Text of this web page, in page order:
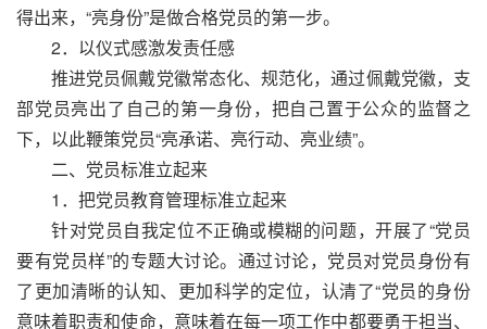
得出来，“亮身份”是做合格党员的第一步。
2．以仪式感激发责任感
推进党员佩戴党徽常态化、规范化，通过佩戴党徽，支
部党员亮出了自己的第一身份，把自己置于公众的监督之
下，以此鞭策党员“亮承诺、亮行动、亮业绩”。
二、党员标准立起来
1．把党员教育管理标准立起来
针对党员自我定位不正确或模糊的问题，开展了“党员
要有党员样”的专题大讨论。通过讨论，党员对党员身份有
了更加清晰的认知、更加科学的定位，认清了“党员的身份
意味着职责和使命，意味着在每一项工作中都要勇于担当、